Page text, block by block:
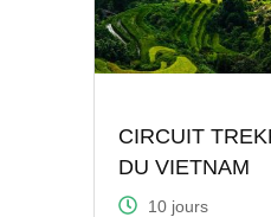
CIRCUIT
DU VIETNAM
10 jours